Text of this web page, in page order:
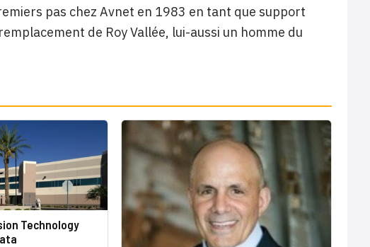
pas chez Avnet en 1983 en tant que support
de Roy Vallée, lui-aussi un homme du
Technology